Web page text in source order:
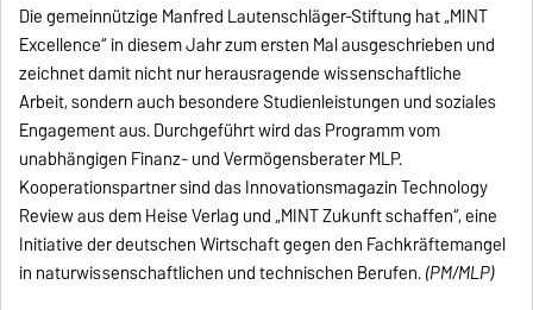
Die gemeinnützige Manfred Lautenschläger-Stiftung hat „MINT
Excellence“ in diesem Jahr zum ersten Mal ausgeschrieben und
zeichnet damit nicht nur herausragende wissenschaftliche
Arbeit, sondern auch besondere Studienleistungen und soziales
Engagement aus. Durchgeführt wird das Programm vom
unabhängigen Finanz- und Vermögensberater MLP.
Kooperationspartner sind das Innovationsmagazin Technology
Review aus dem Heise Verlag und „MINT Zukunft schaffen“, eine
Initiative der deutschen Wirtschaft gegen den Fachkräftemangel
in naturwissenschaftlichen und technischen Berufen.(PM/MLP)